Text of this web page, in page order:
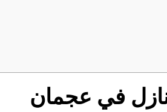
في عجمان